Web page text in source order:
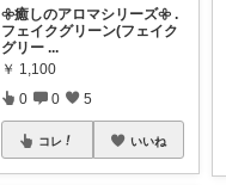
𖧷癒しのアロマシリーズ𖧷 .
フェイクグリーン(フェイク
グリー ...
￥ 1,100
0 0 5
コレ いいね